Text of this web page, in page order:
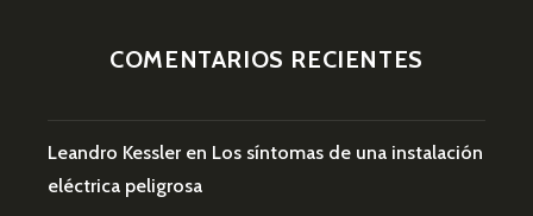
COMENTARIOS RECIENTES
Leandro Kessler en Los síntomas de una instalación
eléctrica peligrosa